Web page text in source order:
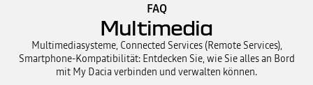
FAQ
Multimedia
Multimediasysteme, Connected Services (Remote Services),
Smartphone-Kompatibilität: Entdecken Sie, wie Sie alles an Bord
mit My Dacia verbinden und verwalten können.